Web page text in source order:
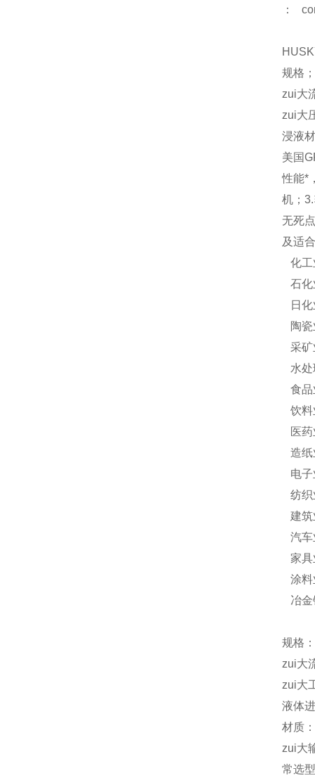
：
规格
zui大
zui大
浸液
美国
性能*
机；
无死
及适
化工
石化
日化
陶瓷
采矿
水处
食品
饮料
医药
造纸
电子
纺织
建筑
汽车
家具
涂料
冶金
规格
zui大
zui大
液体
材质
zui大
常选